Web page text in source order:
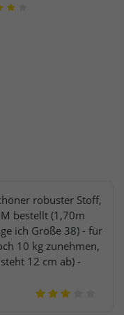
robuster Stoff,
bestellt (1,70m
ich Größe 38) - für
10 kg zunehmen,
12 cm ab) -